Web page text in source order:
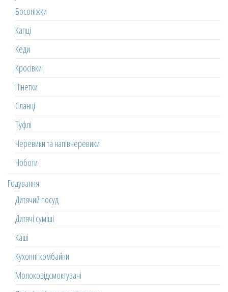
Босоніжки
Капці
Кеди
Кросівки
Пінетки
Сланці
Туфлі
Черевики та напівчеревики
Чоботи
Годування
Дитячий посуд
Дитячі суміші
Каші
Кухонні комбайни
Молоковідсмоктувачі